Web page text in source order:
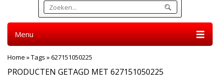
Menu
Home »Tags »627151050225
PRODUCTEN GETAGD MET 627151050225